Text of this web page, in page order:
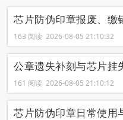
芯片防伪印章报废、缴
163 阅读 2026-08-05 21:10:32
公章遗失补刻与芯片挂
161 阅读 2026-08-05 21:10:12
芯片防伪印章日常使用